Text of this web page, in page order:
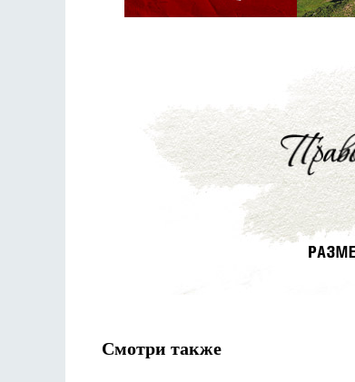
Смотри также